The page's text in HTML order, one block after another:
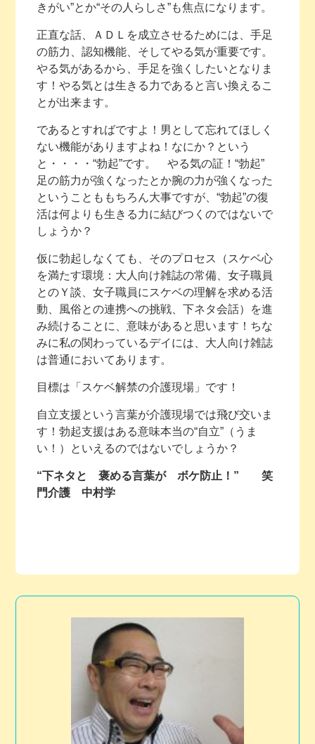
きがい”とか“その人らしさ”も焦点になります。
正直な話、ＡＤＬを成立させるためには、手足
の筋力、認知機能、そしてやる気が重要です。
やる気があるから、手足を強くしたいとなりま
す！やる気とは生きる力であると言い換えるこ
とが出来ます。
であるとすればですよ！男として忘れてほしく
ない機能がありますよね！なにか？という
と・・・・“勃起”です。 やる気の証！“勃起”
足の筋力が強くなったとか腕の力が強くなった
ということももちろん大事ですが、“勃起”の復
活は何よりも生きる力に結びつくのではないで
しょうか？
仮に勃起しなくても、そのプロセス（スケベ心
を満たす環境：大人向け雑誌の常備、女子職員
とのＹ談、女子職員にスケベの理解を求める活
動、風俗との連携への挑戦、下ネタ会話）を進
み続けることに、意味があると思います！ちな
みに私の関わっているデイには、大人向け雑誌
は普通においてあります。
目標は「スケベ解禁の介護現場」です！
自立支援という言葉が介護現場では飛び交いま
す！勃起支援はある意味本当の“自立”（うま
い！）といえるのではないでしょうか？
“下ネタと 褒める言葉が ボケ防止！” 笑
門介護 中村学